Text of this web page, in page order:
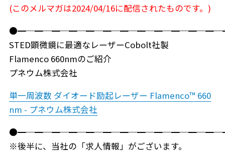
(このメルマガは2024/04/16に配信されたものです。)
STED顕微鏡に最適なレーザーCobolt社製
Flamenco 660nmのご紹介
プネウム株式会社
単一周波数 ダイオード励起レーザー Flamenco™ 660
nm - プネウム株式会社
※後半に、当社の「求人情報」がございます。